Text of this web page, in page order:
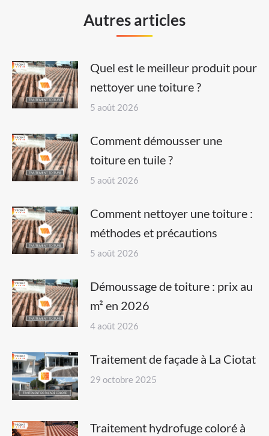
Autres articles
Quel est le meilleur produit pour
nettoyer une toiture ?
5 août 2026
Comment démousser une
toiture en tuile ?
5 août 2026
Comment nettoyer une toiture :
méthodes et précautions
5 août 2026
Démoussage de toiture : prix au
m² en 2026
4 août 2026
Traitement de façade à La Ciotat
29 octobre 2025
Traitement hydrofuge coloré à